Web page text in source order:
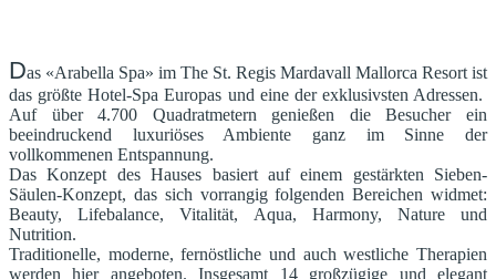
Das «Arabella Spa» im The St. Regis Mardavall Mallorca Resort ist
das größte Hotel-Spa Europas und eine der exklusivsten Adressen.
Auf über 4.700 Quadratmetern genießen die Besucher ein
beeindruckend luxuriöses Ambiente ganz im Sinne der
vollkommenen Entspannung.
Das Konzept des Hauses basiert auf einem gestärkten Sieben-
Säulen-Konzept, das sich vorrangig folgenden Bereichen widmet:
Beauty, Lifebalance, Vitalität, Aqua, Harmony, Nature und
Nutrition.
Traditionelle, moderne, fernöstliche und auch westliche Therapien
werden hier angeboten. Insgesamt 14 großzügige und elegant